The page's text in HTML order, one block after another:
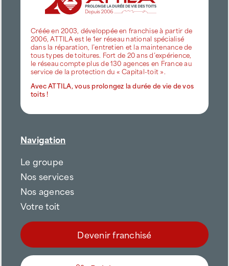
Créée en 2003, développée en franchise à partir de
2006, ATTILA est le 1er réseau national spécialisé
dans la réparation, l’entretien et la maintenance de
tous types de toitures. Fort de 20 ans d’expérience,
le réseau compte plus de 130 agences en France au
service de la protection du « Capital-toit ».
Avec ATTILA, vous prolongez la durée de vie de vos
toits !
Navigation
Le groupe
Nos services
Nos agences
Votre toit
Devenir franchisé